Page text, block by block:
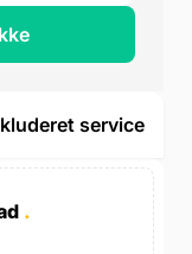
service
.